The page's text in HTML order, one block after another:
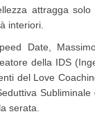
attragga solo
interiori.
Date,
della IDS
del Love
serata.